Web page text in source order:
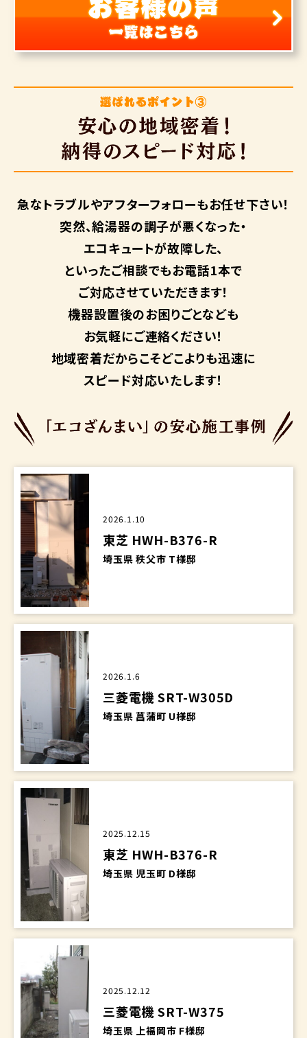
急なトラブルやアフターフォローもお任せ下さい！
突然、給湯器の調子が悪くなった・
エコキュートが故障した、
といったご相談でもお電話1本で
ご対応させていただきます！
機器設置後のお困りごとなども
お気軽にご連絡ください！
地域密着だからこそどこよりも迅速に
スピード対応いたします！
2026.1.10
東芝 HWH-B376-R
埼玉県 秩父市 T様邸
2026.1.6
三菱電機 SRT-W305D
埼玉県 菖蒲町 U様邸
2025.12.15
東芝 HWH-B376-R
埼玉県 児玉町 D様邸
2025.12.12
三菱電機 SRT-W375
埼玉県 上福岡市 F様邸